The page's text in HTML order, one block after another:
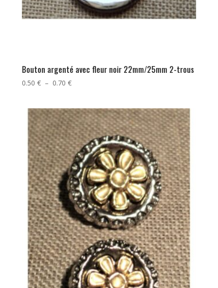
Bouton argenté avec fleur noir 22mm/25mm 2-trous
0.50 € – 0.70 €Plage
0.50 €
à
0.70 €